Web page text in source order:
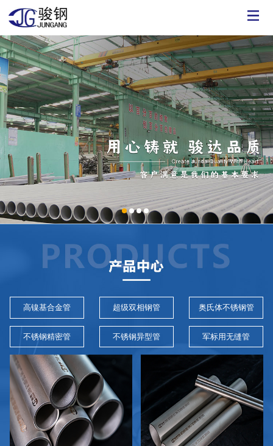
高镍基合金管 超级双相钢管 奥氏体不锈钢管
不锈钢精密管 不锈钢异型管 军标用无缝管